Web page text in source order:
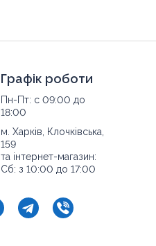
Графік роботи
Пн-Пт: с 09:00 до
18:00
м. Харків, Клочківська,
159
та інтернет-магазин:
Сб: з 10:00 до 17:00